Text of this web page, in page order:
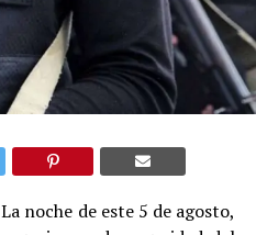
noche de este 5 de agosto,